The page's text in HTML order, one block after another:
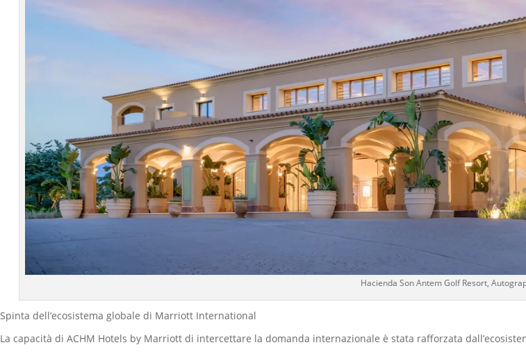
Hacienda Son Antem Golf Resort,
Spinta dell’ecosistema globale di Marriott International
La capacità di ACHM Hotels by Marriott di intercettare la domanda internazionale è stata rafforzata